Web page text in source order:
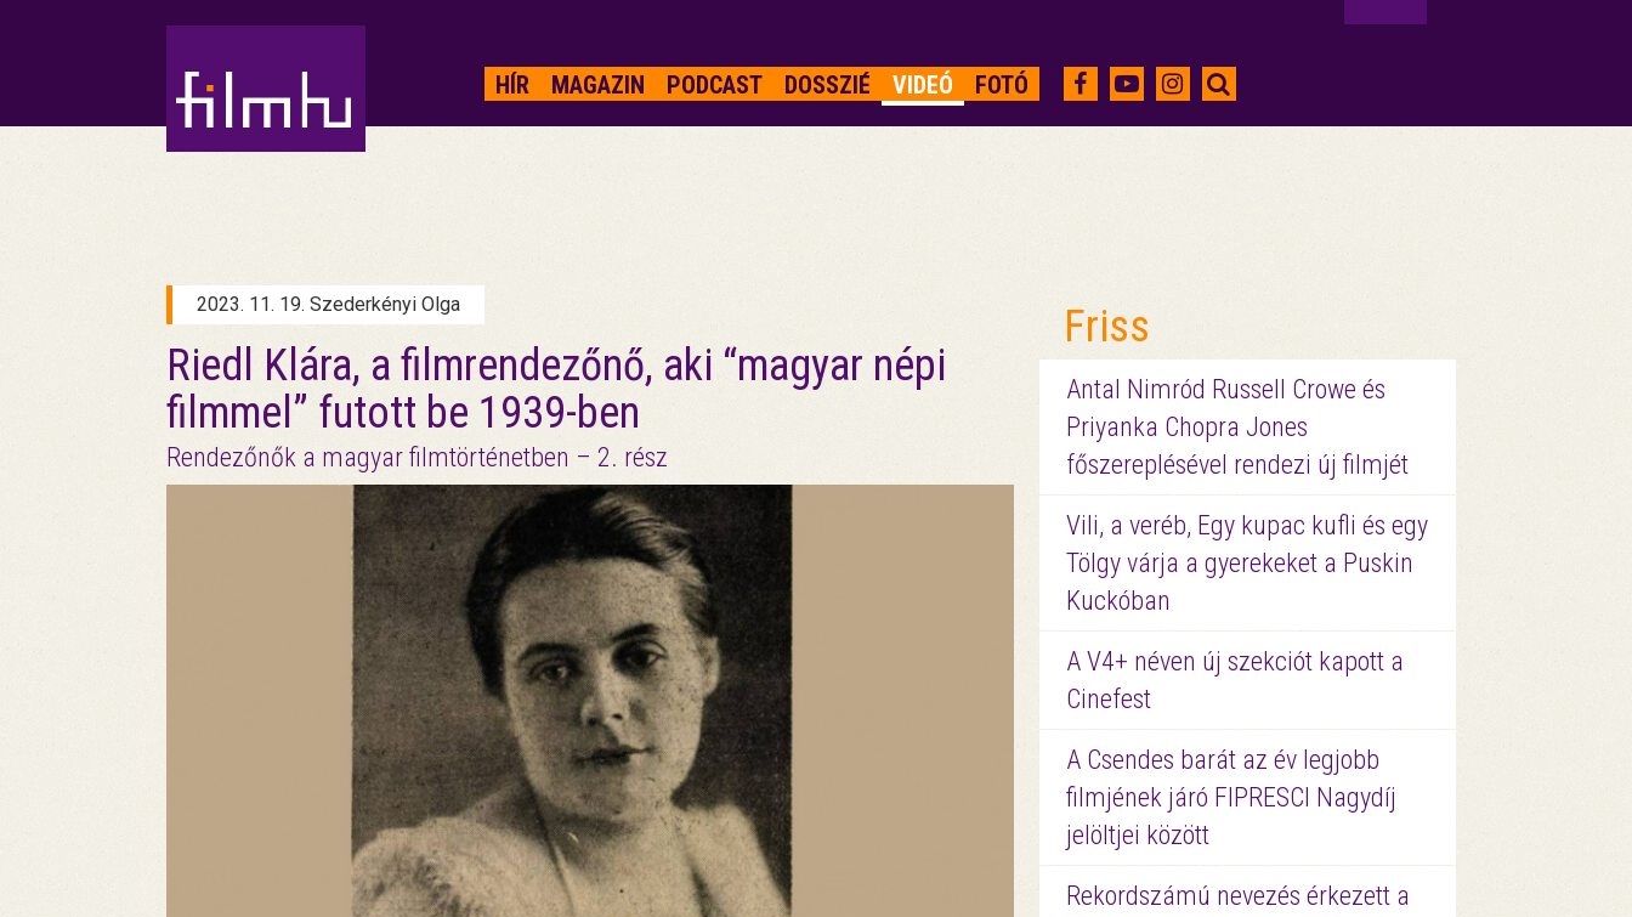
HÍR MAGAZIN PODCAST DOSSZIÉ VIDEÓ FOTÓ
2023. 11. 19. Szederkényi Olga
Riedl Klára, a filmrendezőnő, aki “magyar népi
filmmel” futott be 1939-ben
Rendezőnők a magyar filmtörténetben – 2. rész
Friss
Antal Nimród Russell Crowe és
Priyanka Chopra Jones
főszereplésével rendezi új filmjét
Vili, a veréb, Egy kupac kufli és egy
Tölgy várja a gyerekeket a Puskin
Kuckóban
A V4+ néven új szekciót kapott a
Cinefest
A Csendes barát az év legjobb
filmjének járó FIPRESCI Nagydíj
jelöltjei között
Rekordszámú nevezés érkezett a